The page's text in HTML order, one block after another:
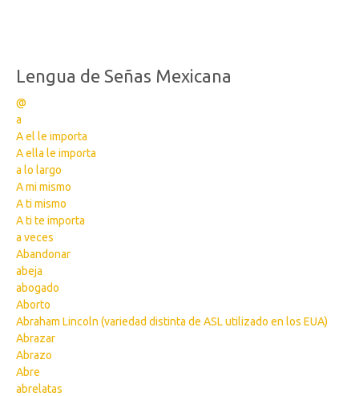
Lengua de Señas Mexicana
@
a
A el le importa
A ella le importa
a lo largo
A mi mismo
A ti mismo
A ti te importa
a veces
Abandonar
abeja
abogado
Aborto
Abraham Lincoln (variedad distinta de ASL utilizado en los EUA)
Abrazar
Abrazo
Abre
abrelatas